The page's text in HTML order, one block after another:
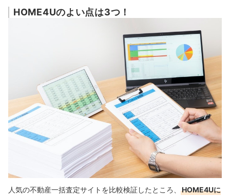
HOME4Uのよい点は3つ！
人気の不動産一括査定サイトを比較検証したところ、
HOME4Uに